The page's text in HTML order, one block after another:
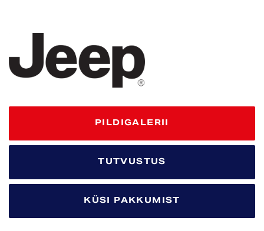
PILDIGALERII
TUTVUSTUS
KÜSI PAKKUMIST